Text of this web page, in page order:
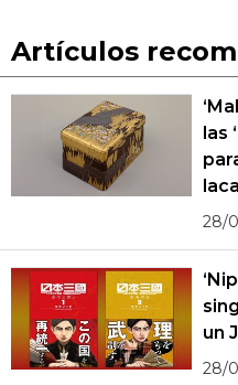
Artículos
las
28/
un
28/